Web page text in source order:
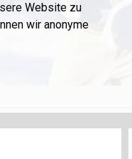
Website zu
wir anonyme